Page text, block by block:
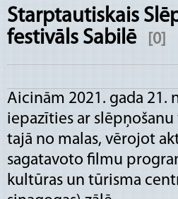
Starptautiskais
festivāls Sabilē
[0]
Aicinām 2021. gada 21.
iepazīties ar
tajā no malas, vērojot
sagatavoto filmu
kultūras un tūrisma